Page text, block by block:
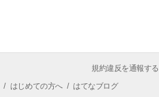
規約違反を通報する
/ はじめての方へ/ はてなブログ